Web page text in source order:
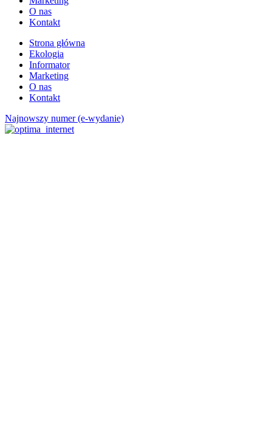
O nas
Kontakt
Strona główna
Ekologia
Informator
Marketing
O nas
Kontakt
Najnowszy numer (e-wydanie)